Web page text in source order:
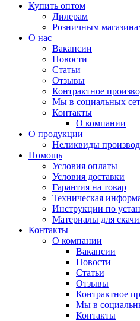
Купить оптом
Дилерам
Розничным
О нас
Вакансии
Новости
Статьи
Отзывы
Контрактное
Мы в социальных
Контакты
О компании
О продукции
Неликвиды
Помощь
Условия оплаты
Условия доставки
Гарантия на товар
Техническая
Инструкции по
Материалы для
Контакты
О компании
Вакансии
Новости
Статьи
Отзывы
Контрактное
Мы в
Контакты